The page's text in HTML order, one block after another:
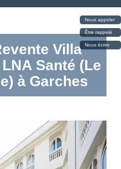
Nous appeler
Être rappelé
Nous écrire
Villa
Santé (Le
à Garches